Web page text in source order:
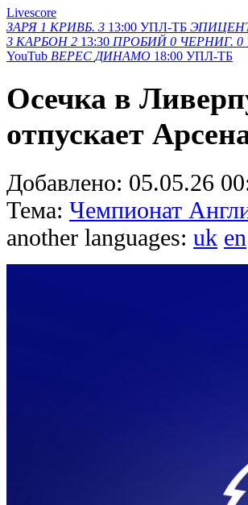
Livescore
ЗАРЯ 1 КРИВБ. 3 13:00 УПЛ-ТБ
3 КАРБОН 2 13:30 ПРОБИЙ 0 ЧЕРНИГ. 0
YouTub ВЕРЕС ДИНАМО 18:00 УПЛ-ТБ
Осечка в
отпускает
Добавлено: 05.05.26
Тема: Чемпионат
another languages: uk en